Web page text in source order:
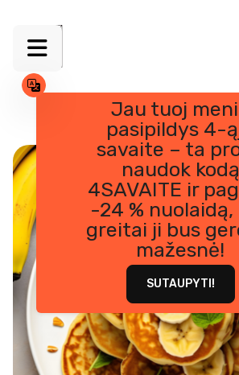
content
Jau tuoj
pasipildys 4-
savaite – ta
naudok kodą
4SAVAITE ir
-24 % nuolaidą,
greitai ji bus
mažesnė!
SUTAUPYTI!